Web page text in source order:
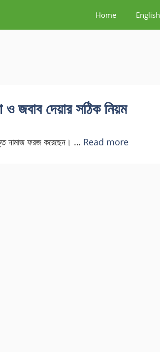
Home English
জবাব দেয়ার সঠিক নিয়ম
নামাজ ফরজ করেছেন। … Read more